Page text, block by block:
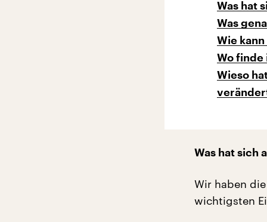
Was hat
Was
Wie
Wo finde
Wieso
Was hat sich
Wir haben
wichtigsten